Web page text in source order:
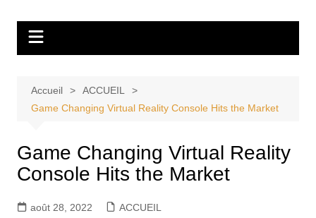
contenu
Tvdescollines
Accueil
ACCUEIL
Game Changing Virtual Reality Console Hits the Market
Game Changing Virtual Reality
Console Hits the Market
août 28, 2022 ACCUEIL